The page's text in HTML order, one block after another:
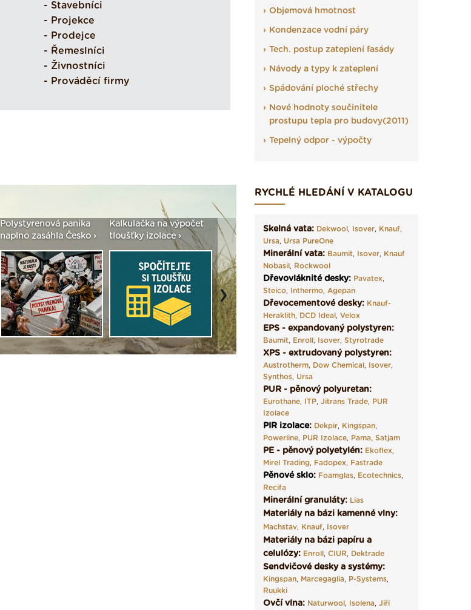
- Stavebníci
- Projekce
- Prodejce
- Řemeslníci
- Živnostníci
- Prováděcí firmy
Polystyrenová panika
naplno zasáhla Česko ›
Kalkulačka na výpočet
tloušťky izolace ›
Seriál: Fasády ETICS a
vše podstatné v kostce ›
Vyberte si izolaci a pak
Next
Objemová hmotnost
Kondenzace vodní páry
Tech. postup zateplení fasády
Návody a typy k zateplení
Spádování ploché střechy
Nové hodnoty součinitele
prostupu tepla pro budovy(2011)
Tepelný odpor - výpočty
RYCHLÉ HLEDÁNÍ V KATALOGU
Skelná vata: Dekwool, Isover, Knauf,
Ursa, Ursa PureOne
Minerální vata: Baumit, Isover, Knauf
Nobasil, Rockwool
Dřevovláknité desky: Pavatex,
Steico, Inthermo, Agepan
Dřevocementové desky: Knauf-
Heraklith, DCD Ideal, Velox
EPS - expandovaný polystyren:
Baumit, Enroll, Isover, Styrotrade
XPS - extrudovaný polystyren:
Austrotherm, Dow Chemical, Isover,
Synthos, Ursa
PUR - pěnový polyuretan:
Eurothane, ITP, Jitrans Trade, PUR
Izolace
PIR izolace: Dekpir, Kingspan,
Powerline, PUR Izolace, Pama, Satjam
PE - pěnový polyetylén: Ekoflex,
Mirel Trading, Fadopex, Fastrade
Pěnové sklo: Foamglas, Ecotechnics,
Recifa
Minerální granuláty: Lias
Materiály na bázi kamenné vlny:
Machstav, Knauf, Isover
Materiály na bázi papíru a
celulózy: Enroll, CIUR, Dektrade
Sendvičové desky a systémy:
Kingspan, Marcegaglia, P-Systems,
Ruukki
Ovčí vlna: Naturwool, Isolena, Jiří